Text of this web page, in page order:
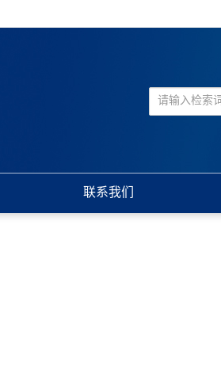
联系我们